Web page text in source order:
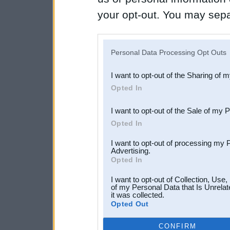
your opt-out. You may
Downstream Participants
third parties.
Personal Data Processing Opt Outs
I want to opt-out of the Sharing of
Opted In
I want to opt-out of the Sale of my
Opted In
I want to opt-out of processing my
Advertising.
Opted In
I want to opt-out of Collection,
of my Personal Data that Is
it was collected.
Opted Out
CONFIRM